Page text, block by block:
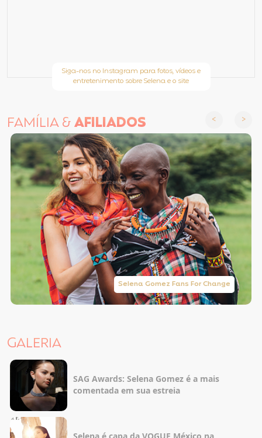
Siga-nos no Instagram para fotos, vídeos e
entretenimento sobre Selena e o site
FAMÍLIA &AFILIADOS
Selena Gomez Fans For Change
GALERIA
SAG Awards: Selena Gomez é a mais
comentada em sua estreia
Selena é capa da VOGUE México na